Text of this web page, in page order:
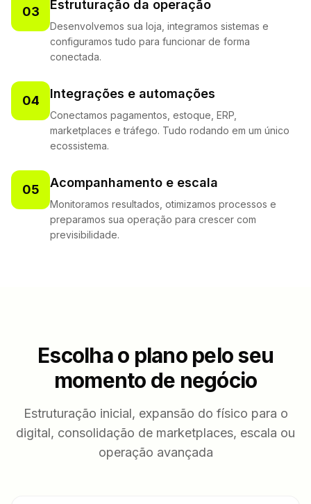
03 Estruturação da operação
Desenvolvemos sua loja, integramos sistemas e
configuramos tudo para funcionar de forma
conectada.
04 Integrações e automações
Conectamos pagamentos, estoque, ERP,
marketplaces e tráfego. Tudo rodando em um único
ecossistema.
05 Acompanhamento e escala
Monitoramos resultados, otimizamos processos e
preparamos sua operação para crescer com
previsibilidade.
Escolha o plano pelo seu
momento de negócio
Estruturação inicial, expansão do físico para o
digital, consolidação de marketplaces, escala ou
operação avançada